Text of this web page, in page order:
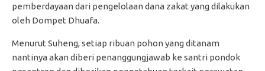
pemberdayaan dari pengelolaan dana zakat yang dilakukan
oleh Dompet Dhuafa.
Menurut Suheng, setiap ribuan pohon yang ditanam
nantinya akan diberi penanggungjawab ke santri pondok